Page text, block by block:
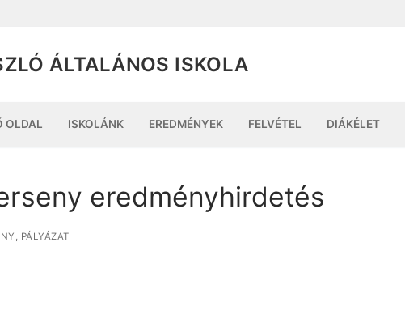
ÁLTALÁNOS ISKOLA
OLDAL ISKOLÁNK EREDMÉNYEK FELVÉTEL DIÁKÉLET
eredményhirdetés
PÁLYÁZAT